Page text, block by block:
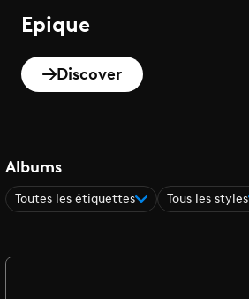
Epique
Discover
Albums
Toutes les étiquettes Tous les styles